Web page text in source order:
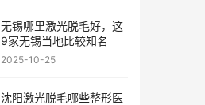
无锡哪里激光脱毛好，这
9家无锡当地比较知名
2025-10-25
沈阳激光脱毛哪些整形医